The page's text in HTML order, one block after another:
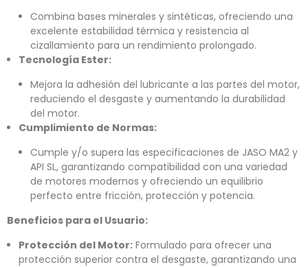
Combina bases minerales y sintéticas, ofreciendo una
excelente estabilidad térmica y resistencia al
cizallamiento para un rendimiento prolongado.
Tecnología Ester:
Mejora la adhesión del lubricante a las partes del motor,
reduciendo el desgaste y aumentando la durabilidad
del motor.
Cumplimiento de Normas:
Cumple y/o supera las especificaciones de JASO MA2 y
API SL, garantizando compatibilidad con una variedad
de motores modernos y ofreciendo un equilibrio
perfecto entre fricción, protección y potencia.
Beneficios para el Usuario:
Protección del Motor: Formulado para ofrecer una
protección superior contra el desgaste, garantizando una